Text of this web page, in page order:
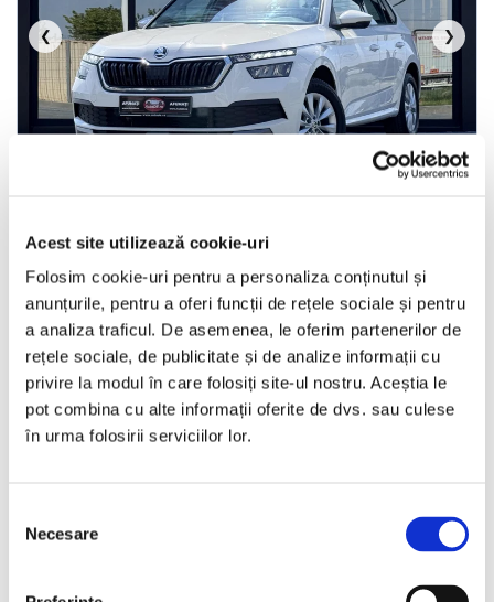
Acest site utilizează cookie-uri
Folosim cookie-uri pentru a personaliza conținutul și
anunțurile, pentru a oferi funcții de rețele sociale și pentru
a analiza traficul. De asemenea, le oferim partenerilor de
rețele sociale, de publicitate și de analize informații cu
privire la modul în care folosiți site-ul nostru. Aceștia le
pot combina cu alte informații oferite de dvs. sau culese
în urma folosirii serviciilor lor.
consimțământului
Necesare
❮ ❯
Skoda Kamiq
2019 197114 km Diesel 116 HP Manuala
Bucuresti Afumati
€11.999